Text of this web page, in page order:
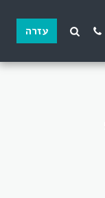
עזרה